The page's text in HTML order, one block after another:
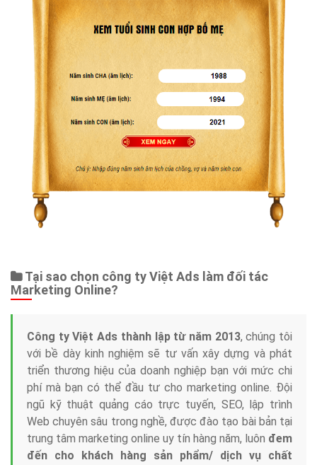
Tại sao chọn công ty Việt Ads làm đối tác
Marketing Online?
Công ty Việt Ads thành lập từ năm 2013, chúng tôi
với bề dày kinh nghiệm sẽ tư vấn xây dựng và phát
triển thương hiệu của doanh nghiệp bạn với mức chi
phí mà bạn có thể đầu tư cho marketing online. Đội
ngũ kỹ thuật quảng cáo trực tuyến, SEO, lập trình
Web chuyên sâu trong nghề, được đào tạo bài bản tại
trung tâm marketing online uy tín hàng năm, luôn đem
đến cho khách hàng sản phẩm/ dịch vụ chất